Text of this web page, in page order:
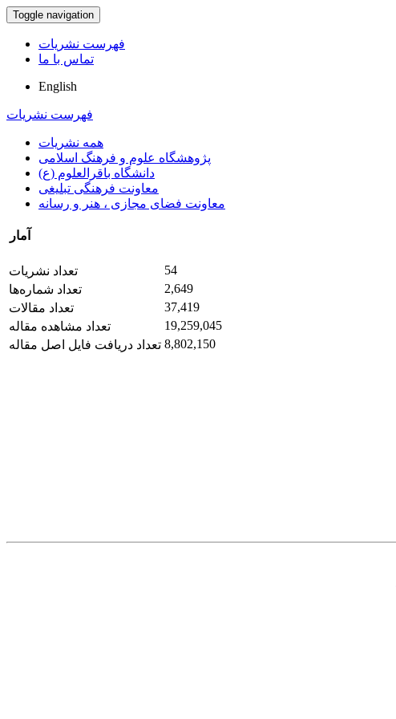
Toggle navigation
فهرست نشریات
تماس با ما
English
فهرست نشریات
همه نشریات
پژوهشگاه علوم و فرهنگ اسلامی
دانشگاه باقرالعلوم (ع)
معاونت فرهنگی تبلیغی
معاونت فضای مجازی ، هنر و رسانه
آمار
تعداد نشریات
54
تعداد شماره‌ها
2,649
تعداد مقالات
37,419
تعداد مشاهده مقاله
19,259,045
تعداد دریافت فایل اصل مقاله 8,802,150